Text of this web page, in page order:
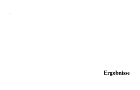
Ergebnisse